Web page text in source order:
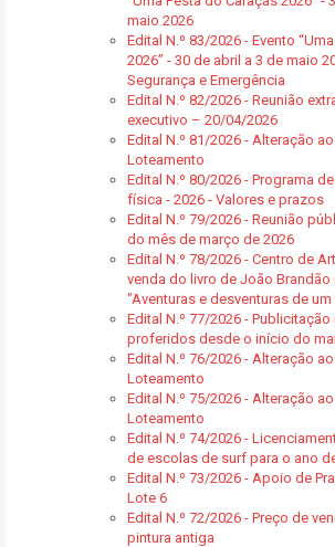
maio 2026
Edital N.º 83/2026 - Evento
2026” - 30 de abril a 3 de maio
Segurança e Emergência
Edital N.º 82/2026 - Reunião
executivo – 20/04/2026
Edital N.º 81/2026 - Alteração
Loteamento
Edital N.º 80/2026 - Programa
física - 2026 - Valores e prazos
Edital N.º 79/2026 - Reunião
do mês de março de 2026
Edital N.º 78/2026 - Centro de
venda do livro de João Brandão
"Aventuras e desventuras de um
Edital N.º 77/2026 -
proferidos desde o início do
Edital N.º 76/2026 - Alteração
Loteamento
Edital N.º 75/2026 - Alteração
Loteamento
Edital N.º 74/2026 -
de escolas de surf para o ano
Edital N.º 73/2026 - Apoio de
Lote 6
Edital N.º 72/2026 - Preço de
pintura antiga